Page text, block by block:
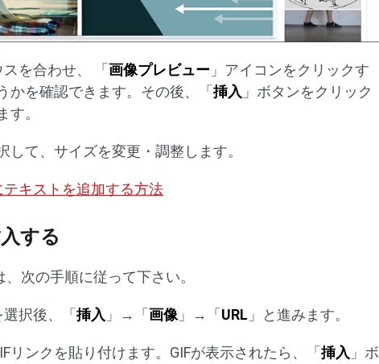
を合わせ、 「画像プレビュー 」アイコンをクリックす
かを確認できます。その後、「挿入 」ボタンをクリック
す。
して、サイズを変更・調整します。
テキストを追加する方法
する
次の手順に従って下さい。
選択後、「挿入 」→「画像」→「 URL 」と進みます。
リンクを貼り付けます。GIFが表示されたら、「挿入 」ボ